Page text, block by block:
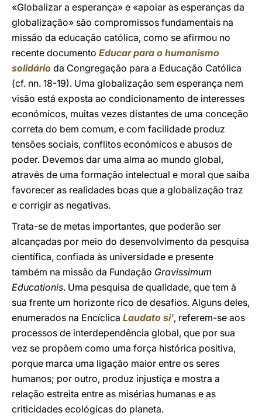
«Globalizar a esperança» e «apoiar as esperanças da
globalização» são compromissos fundamentais na
missão da educação católica, como se afirmou no
recente documento Educar para o humanismo
solidário da Congregação para a Educação Católica
(cf. nn. 18-19). Uma globalização sem esperança nem
visão está exposta ao condicionamento de interesses
económicos, muitas vezes distantes de uma conceção
correta do bem comum, e com facilidade produz
tensões sociais, conflitos económicos e abusos de
poder. Devemos dar uma alma ao mundo global,
através de uma formação intelectual e moral que saiba
favorecer as realidades boas que a globalização traz
e corrigir as negativas.
Trata-se de metas importantes, que poderão ser
alcançadas por meio do desenvolvimento da pesquisa
científica, confiada às universidade e presente
também na missão da Fundação Gravissimum
Educationis. Uma pesquisa de qualidade, que tem à
sua frente um horizonte rico de desafios. Alguns deles,
enumerados na Encíclica Laudato si’, referem-se aos
processos de interdependência global, que por sua
vez se propõem como uma força histórica positiva,
porque marca uma ligação maior entre os seres
humanos; por outro, produz injustiça e mostra a
relação estreita entre as misérias humanas e as
criticidades ecológicas do planeta.